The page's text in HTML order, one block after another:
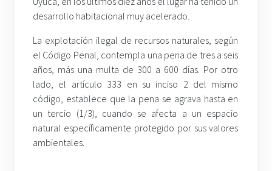
desarrollo habitacional muy acelerado.
La explotación ilegal de recursos naturales, según
el Código Penal, contempla una pena de tres a seis
años, más una multa de 300 a 600 días. Por otro
lado, el artículo 333 en su inciso 2 del mismo
código, establece que la pena se agrava hasta en
un tercio (1/3), cuando se afecta a un espacio
natural específicamente protegido por sus valores
ambientales.